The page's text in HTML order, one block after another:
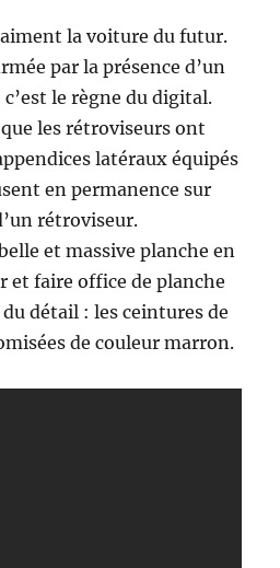
la voiture du futur.
par la présence d’un
le règne du digital.
les rétroviseurs ont
latéraux équipés
en permanence sur
rétroviseur.
et massive planche en
et faire office de planche
détail : les ceintures de
de couleur marron.